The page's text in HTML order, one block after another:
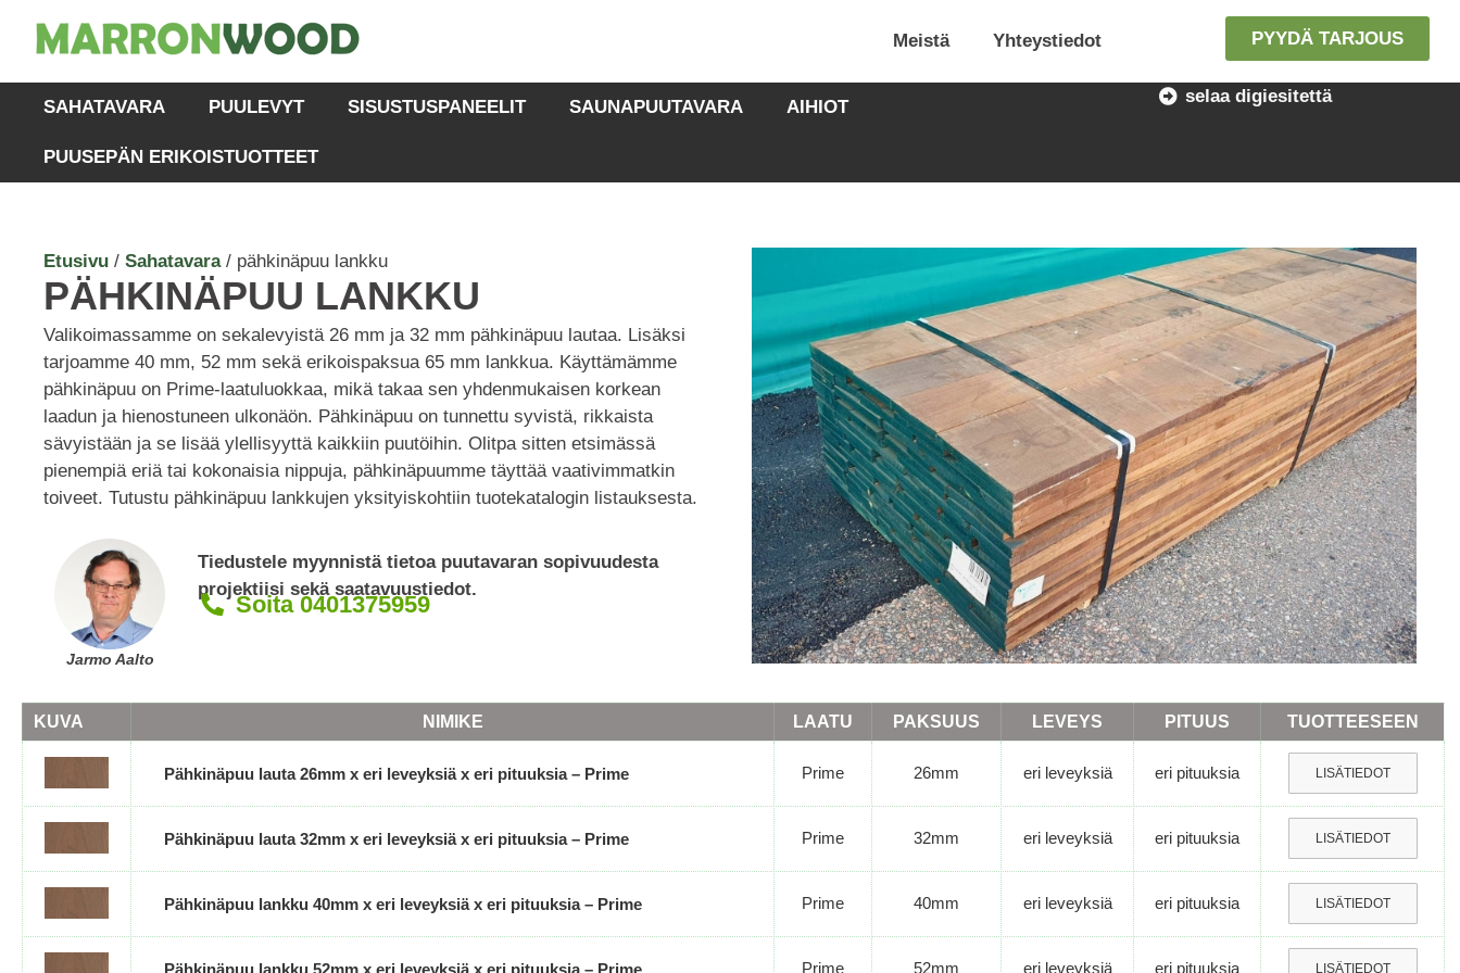
Meistä Yhteystiedot PYYDÄ TARJOUS
selaa digiesitettä
SAHATAVARA PUULEVYT SISUSTUSPANEELIT SAUNAPUUTAVARA AIHIOT
PUUSEPÄN ERIKOISTUOTTEET
Etusivu / Sahatavara/ pähkinäpuu lankku
PÄHKINÄPUU LANKKU
Valikoimassamme on sekalevyistä 26 mm ja 32 mm pähkinäpuu lautaa. Lisäksi
tarjoamme 40 mm, 52 mm sekä erikoispaksua 65 mm lankkua. Käyttämämme
pähkinäpuu on Prime-laatuluokkaa, mikä takaa sen yhdenmukaisen korkean
laadun ja hienostuneen ulkonäön. Pähkinäpuu on tunnettu syvistä, rikkaista
sävyistään ja se lisää ylellisyyttä kaikkiin puutöihin. Olitpa sitten etsimässä
pienempiä eriä tai kokonaisia nippuja, pähkinäpuumme täyttää vaativimmatkin
toiveet. Tutustu pähkinäpuu lankkujen yksityiskohtiin tuotekatalogin listauksesta.
Jarmo Aalto
Tiedustele myynnistä tietoa puutavaran sopivuudesta
projektiisi sekä saatavuustiedot.
Soita 0401375959
KUVA NIMIKE LAATU PAKSUUS LEVEYS PITUUS TUOTTEESEEN
Pähkinäpuu lauta 26mm x eri leveyksiä x eri pituuksia – Prime Prime 26mm eri leveyksiä eri pituuksia LISÄTIEDOT
Pähkinäpuu lauta 32mm x eri leveyksiä x eri pituuksia – Prime Prime 32mm eri leveyksiä eri pituuksia LISÄTIEDOT
Pähkinäpuu lankku 40mm x eri leveyksiä x eri pituuksia – Prime Prime 40mm eri leveyksiä eri pituuksia LISÄTIEDOT
Pähkinäpuu lankku 52mm x eri leveyksiä x eri pituuksia – Prime Prime 52mm eri leveyksiä eri pituuksia LISÄTIEDOT